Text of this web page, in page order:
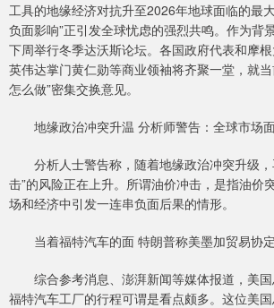
工具的地缘经济对抗升至2026年地球面临的最
负面影响”正引发全球忧虑的强烈共鸣。作为背
下周举行冬季达沃斯论坛。各国政府代表和摩根
英伟达掌门黄仁勋等商业领袖将齐聚一堂，就
怎么做”密集交换意见。
地缘政治冲突升温 分析师警告：全球市场面
分析人士警告称，随着地缘政治冲突升级，
击”的风险正在上升。所谓油价冲击，是指油价
场和经济中引发一连串负面后果的情形。
当着福特汽车的面 特朗普称美墨加贸易协定
综合参考消息、澎湃新闻等媒体报道，美国
福特汽车工厂的行程可谓是看点颇多。这位美